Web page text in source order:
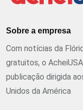
Sobre a empresa
Com notícias da
gratuitos, o
publicação dirigida
Unidos da América